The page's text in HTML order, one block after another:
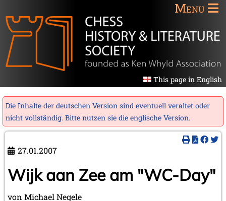
Menu
This page in English
Die Inhalte der deutschen Version sind eventuell veraltet oder
nicht vollständig. Bitte nutzen sie die englische Version.
27.01.2007
Wijk aan Zee am "WC-Day"
von Michael Negele